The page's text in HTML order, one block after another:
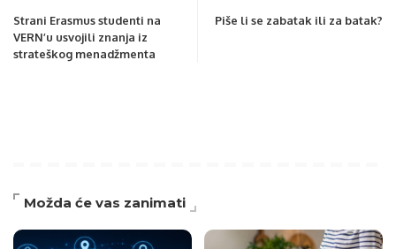
Strani Erasmus studenti na
VERN’u usvojili znanja iz
strateškog menadžmenta
Piše li se zabatak ili za batak?
Možda će vas zanimati